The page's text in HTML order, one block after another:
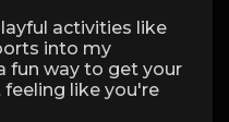
activities like
into my
fun way to get your
like you're